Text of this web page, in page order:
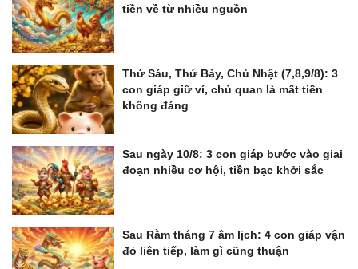
tiền về từ nhiều nguồn
Thứ Sáu, Thứ Bảy, Chủ Nhật (7,8,9/8): 3
con giáp giữ ví, chủ quan là mất tiền
không đáng
Sau ngày 10/8: 3 con giáp bước vào giai
đoạn nhiều cơ hội, tiền bạc khởi sắc
Sau Rằm tháng 7 âm lịch: 4 con giáp vận
đỏ liên tiếp, làm gì cũng thuận